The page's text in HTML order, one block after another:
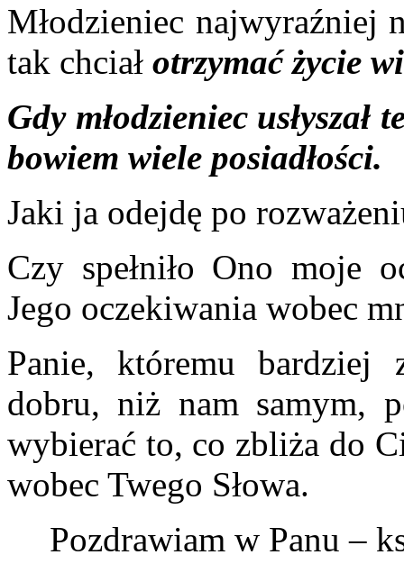
Młodzieniec najwyraźniej
tak chciał otrzymać życie
Gdy młodzieniec usłyszał
bowiem wiele posiadłości.
Jaki ja odejdę po
Czy spełniło Ono moje
Jego oczekiwania wobec
Panie, któremu bardziej
dobru, niż nam samym,
wybierać to, co zbliża do
wobec Twego Słowa.
Pozdrawiam w Panu –